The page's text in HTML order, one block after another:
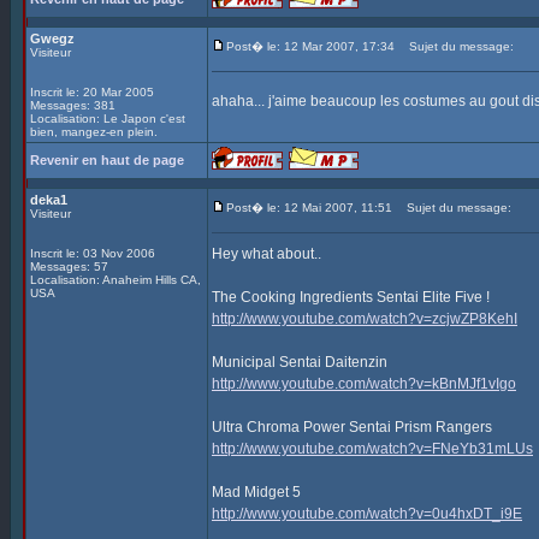
Gwegz
Visiteur
Inscrit le: 20 Mar 2005
Messages: 381
Localisation: Le Japon c'est
bien, mangez-en plein.
Post� le: 12 Mar 2007, 17:34 Sujet du message:
ahaha... j'aime beaucoup les costumes au gout
Revenir en haut de page
deka1
Visiteur
Inscrit le: 03 Nov 2006
Messages: 57
Localisation: Anaheim Hills CA,
USA
Post� le: 12 Mai 2007, 11:51 Sujet du message:
Hey what about..
The Cooking Ingredients Sentai Elite Five !
http://www.youtube.com/watch?v=zcjwZP8KehI
Municipal Sentai Daitenzin
http://www.youtube.com/watch?v=kBnMJf1vIgo
Ultra Chroma Power Sentai Prism Rangers
http://www.youtube.com/watch?v=FNeYb31mLUs
Mad Midget 5
http://www.youtube.com/watch?v=0u4hxDT_i9E